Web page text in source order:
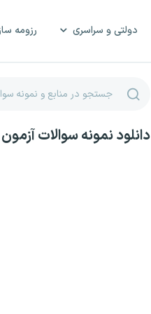
دولتی و سراسری رزومه
دانلود نمونه سوالات